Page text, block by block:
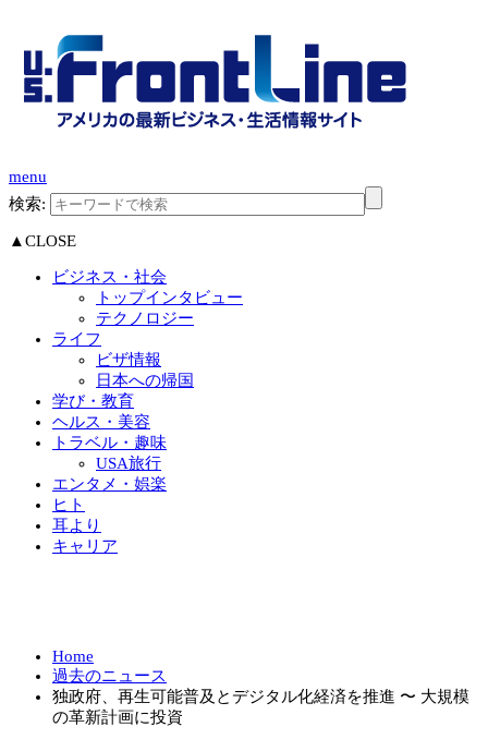
menu
検索:
▲CLOSE
ビジネス・社会
トップインタビュー
テクノロジー
ライフ
ビザ情報
日本への帰国
学び・教育
ヘルス・美容
トラベル・趣味
USA旅行
エンタメ・娯楽
ヒト
耳より
キャリア
Home
過去のニュース
独政府、再生可能普及とデジタル化経済を推進 〜 大規模
の革新計画に投資